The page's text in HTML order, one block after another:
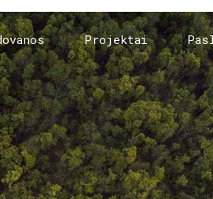
Projektai